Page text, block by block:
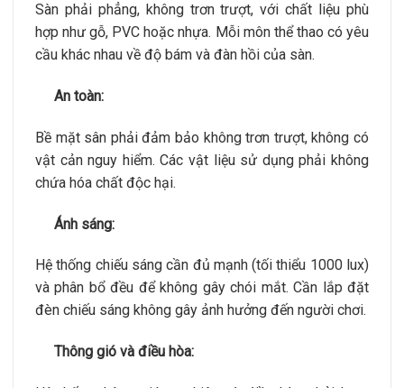
Sàn phải phẳng, không trơn trượt, với chất liệu phù
hợp như gỗ, PVC hoặc nhựa. Mỗi môn thể thao có yêu
cầu khác nhau về độ bám và đàn hồi của sàn.
An toàn:
Bề mặt sân phải đảm bảo không trơn trượt, không có
vật cản nguy hiểm. Các vật liệu sử dụng phải không
chứa hóa chất độc hại.
Ánh sáng:
Hệ thống chiếu sáng cần đủ mạnh (tối thiểu 1000 lux)
và phân bổ đều để không gây chói mắt. Cần lắp đặt
đèn chiếu sáng không gây ảnh hưởng đến người chơi.
Thông gió và điều hòa: